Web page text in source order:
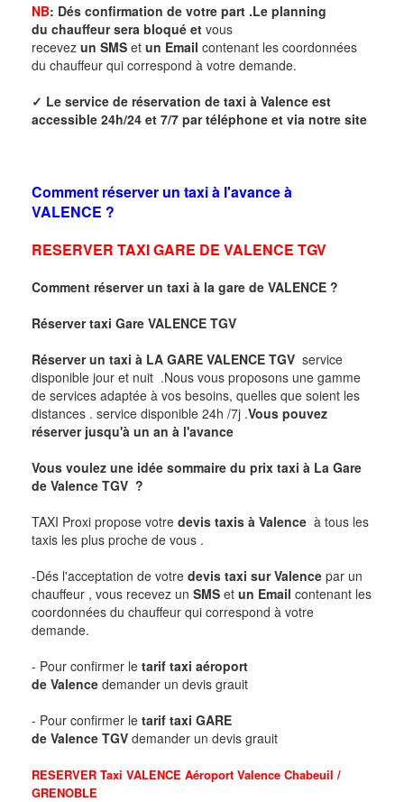
NB: Dés confirmation de votre part .Le planning
du chauffeur sera bloqué et vous
recevez un SMS et un Email contenant les coordonnées
du chauffeur qui correspond à votre demande.
✓ Le service de réservation de taxi à Valence est
accessible 24h/24 et 7/7 par téléphone et via notre site
Comment réserver un taxi à l'avance à
VALENCE ?
RESERVER TAXI GARE DE VALENCE TGV
Comment réserver un taxi à la gare de VALENCE ?
Réserver taxi Gare VALENCE TGV
Réserver un taxi à LA GARE VALENCE TGV service
disponible jour et nuit .Nous vous proposons une gamme
de services adaptée à vos besoins, quelles que soient les
distances . service disponible 24h /7j .Vous pouvez
réserver jusqu'à un an à l'avance
Vous voulez une idée sommaire du prix taxi à La Gare
de Valence TGV ?
TAXI Proxi propose votre devis taxis à Valence à tous les
taxis les plus proche de vous .
-Dés l'acceptation de votre devis taxi surValence par un
chauffeur , vous recevez un SMS et un Email contenant les
coordonnées du chauffeur qui correspond à votre
demande.
- Pour confirmer le tarif taxi aéroport
de Valence demander un devis grauit
- Pour confirmer le tarif taxi GARE
de Valence TGV demander un devis grauit
RESERVER Taxi VALENCE Aéroport Valence Chabeuil /
GRENOBLE